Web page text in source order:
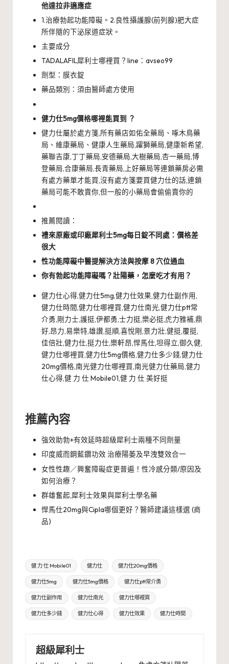
他達拉非適應症
1.治療勃起功能障礙。2.良性攝護腺(前列腺)肥大症
所伴隨的下泌尿道症狀。
主要成分
TADALAFIL犀利士哪裡買？line：avseo99
劑型：膜衣錠
藥品類別：須由醫師處方使用
健力仕5mg價格哪裡能買到 ？
健力仕屬於處方箋,所有藥店如佑全藥局、啄木鳥藥
局、維康藥局、健康人生藥局,躍獅藥局,健康新希望,
藥聯吉康,丁丁藥局,安德藥局,大樹藥局,杏一藥局,博
登藥局,合康藥局,長青藥局,上好藥局等連鎖藥房必需
有處方藥單才能買,沒有處方箋要買健力仕的話,連鎖
藥局可能不敢賣你,但一般的小藥局會偷偷賣你的
推薦閱讀：
禮來原廠或印廠犀利士5mg每日錠不同處：價格差
很大
性功能障礙中醫提解決方法與按摩 8 穴位通血
你有勃起功能障礙嗎？壯陽藥，怎麼吃才有用？
健力仕心得,健力仕5mg,健力仕效果,健力仕副作用,
健力仕時間,健力仕哪裡買,健力仕南光,健力仕ptt常
介勇,剛力士,護挺,伊都勇,士力挺,樂必挺,虎力雅補,鼎
好,昂力,易樂特,雄讚,挺順,喜悅剛,景力壯,健挺,覆挺,
佳倍壯,健力仕,挺力仕,樂軒昂,悍馬仕,坦得立,御久健,
健力仕哪裡買,健力仕5mg價格,健力仕多少錢,健力仕
20mg價格,南光健力仕哪裡買,南光健力仕藥局,健力
仕心得,健 力 仕 Mobile01,健 力 仕 美好挺
推薦內容
強效助勃+有效延時超級犀利士兩種不同劑量
印度威而鋼藍鑽功效 治療陽萎及早洩雙效合一
女性性趣／興奮障礙症更普遍！性冷感分類/原因及
如何治療？
群雄奮起,犀利士效果與犀利士學名藥
悍馬仕20mg與Cipla哪個更好？醫師建議這樣選 (商
品)
Tags:
健 力 仕 Mobile01 健力仕 健力仕20mg價格
健力仕5mg 健力仕5mg價格 健力仕ptt常介勇
健力仕副作用 健力仕南光 健力仕哪裡買
健力仕多少錢 健力仕心得 健力仕效果 健力仕時間
超級犀利士